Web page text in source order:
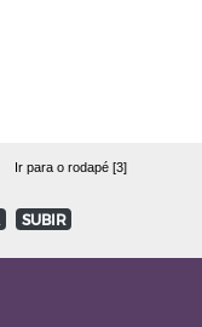
Ir para o rodapé [3]
SUBIR